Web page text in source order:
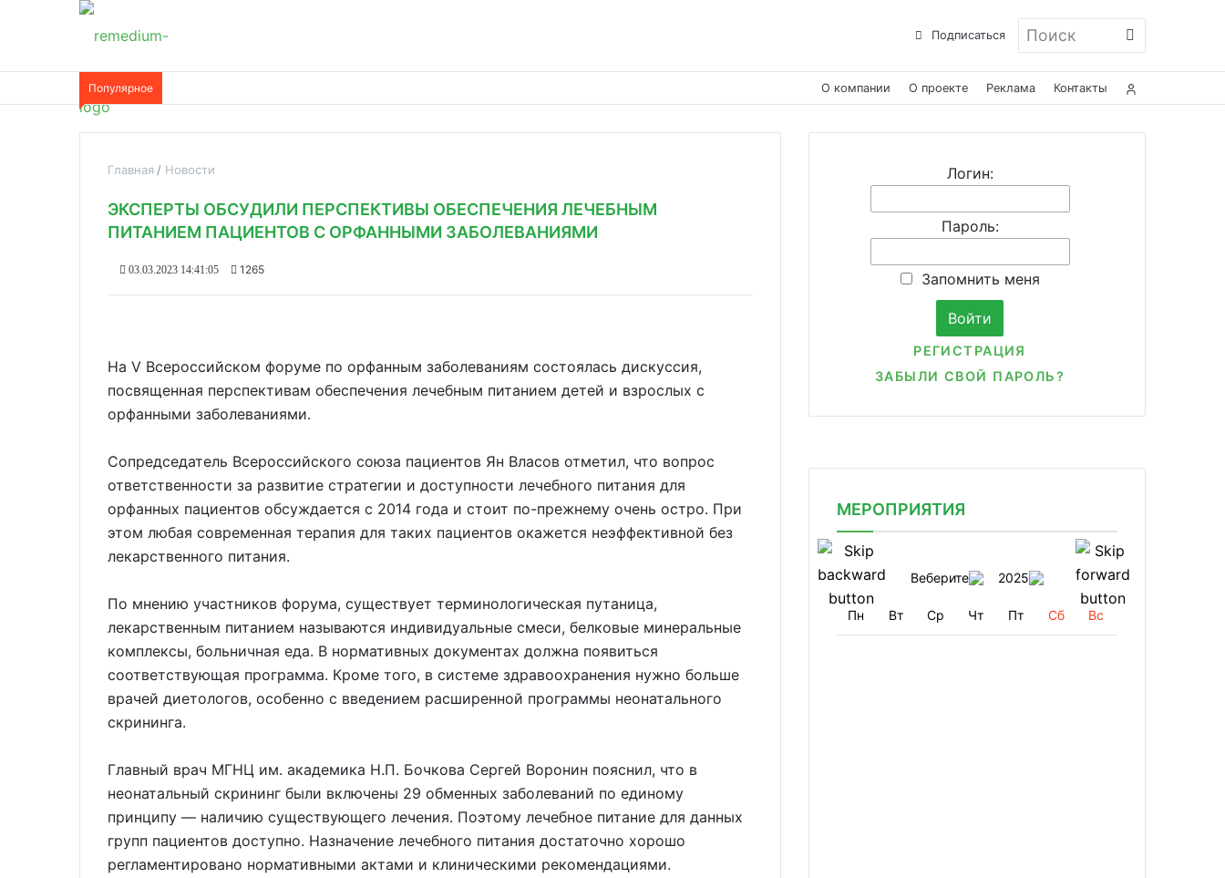
Подписаться Поиск
Популярное О компании О проекте Реклама Контакты
Главная Новости
ЭКСПЕРТЫ ОБСУДИЛИ ПЕРСПЕКТИВЫ ОБЕСПЕЧЕНИЯ ЛЕЧЕБНЫМ
ПИТАНИЕМ ПАЦИЕНТОВ С ОРФАННЫМИ ЗАБОЛЕВАНИЯМИ
03.03.2023 14:41:05 1265
На V Всероссийском форуме по орфанным заболеваниям состоялась дискуссия,
посвященная перспективам обеспечения лечебным питанием детей и взрослых с
орфанными заболеваниями.
Сопредседатель Всероссийского союза пациентов Ян Власов отметил, что вопрос
ответственности за развитие стратегии и доступности лечебного питания для
орфанных пациентов обсуждается с 2014 года и стоит по-прежнему очень остро. При
этом любая современная терапия для таких пациентов окажется неэффективной без
лекарственного питания.
По мнению участников форума, существует терминологическая путаница,
лекарственным питанием называются индивидуальные смеси, белковые минеральные
комплексы, больничная еда. В нормативных документах должна появиться
соответствующая программа. Кроме того, в системе здравоохранения нужно больше
врачей диетологов, особенно с введением расширенной программы неонатального
скрининга.
Главный врач МГНЦ им. академика Н.П. Бочкова Сергей Воронин пояснил, что в
неонатальный скрининг были включены 29 обменных заболеваний по единому
принципу — наличию существующего лечения. Поэтому лечебное питание для данных
групп пациентов доступно. Назначение лечебного питания достаточно хорошо
регламентировано нормативными актами и клиническими рекомендациями.
Логин:
Пароль:
Запомнить меня
РЕГИСТРАЦИЯ
ЗАБЫЛИ СВОЙ ПАРОЛЬ?
МЕРОПРИЯТИЯ
Веберите 2025
Пн Вт Ср Чт Пт Сб Вс